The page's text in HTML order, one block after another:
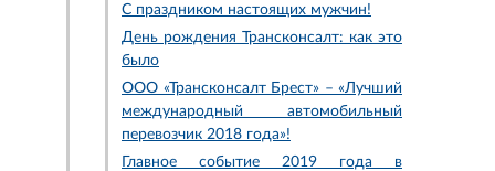
С праздником настоящих мужчин!
День рождения Трансконсалт: как это
было
ООО «Трансконсалт Брест» – «Лучший
международный автомобильный
перевозчик 2018 года»!
Главное событие 2019 года в